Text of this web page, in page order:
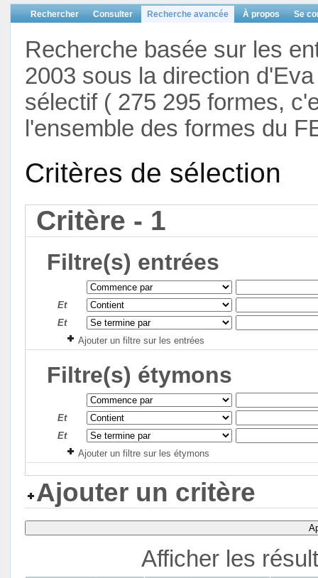
Rechercher Consulter Recherche avancée À propos Se
Recherche basée sur les
2003 sous la direction
sélectif ( 275 295 formes,
l'ensemble des formes du
Critères de sélection
Critère - 1
Filtre(s) entrées
Et
Et
Ajouter un filtre sur les entrées
Filtre(s) étymons
Et
Et
Ajouter un filtre sur les étymons
Ajouter un critère
Afficher les